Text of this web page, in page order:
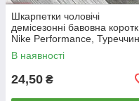
Шкарпетки чоловічі
демісезонні бавовна
Nike Performance,
розмір 41-45, білі, 05052
В наявності
24,50 ₴